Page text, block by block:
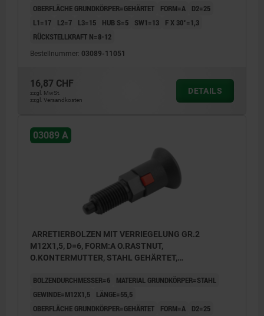
OBERFLÄCHE GRUNDKÖRPER=GEHÄRTET
FORM=A
D2=25
L1=17
L2=7 L3=15 HUB S=5 SW1=13
F X 30°=1,3
RÜCKSTELLKRAFT N=8-12
Bestellnummer: 03089-11051
16,87 CHF
zzgl. MwSt.
zzgl. Versandkosten
DETAILS
03089 A
ARRETIERBOLZEN MIT VERRIEGELUNG GR.2
M12X1,5, D=6, FORM:A O.RASTNUT,
O.KONTERMUTTER, STAHL GEHÄRTET,
BOLZENDURCHMESSER=6
MATERIAL GRUNDKÖRPER=STAHL
GEWINDE=M12X1,5
LÄNGE=55,5
OBERFLÄCHE GRUNDKÖRPER=GEHÄRTET
FORM=A D2=25